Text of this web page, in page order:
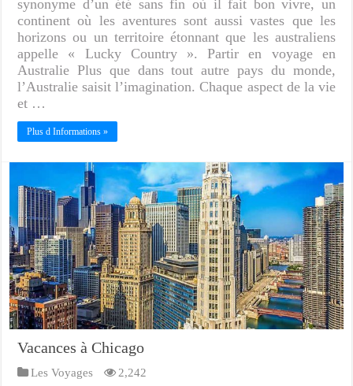
synonyme d’un été sans fin où il fait bon vivre, un
continent où les aventures sont aussi vastes que les
horizons ou un territoire étonnant que les australiens
appelle « Lucky Country ». Partir en voyage en
Australie Plus que dans tout autre pays du monde,
l’Australie saisit l’imagination. Chaque aspect de la vie
et …
Plus d Informations »
Vacances à Chicago
Les Voyages 2,242